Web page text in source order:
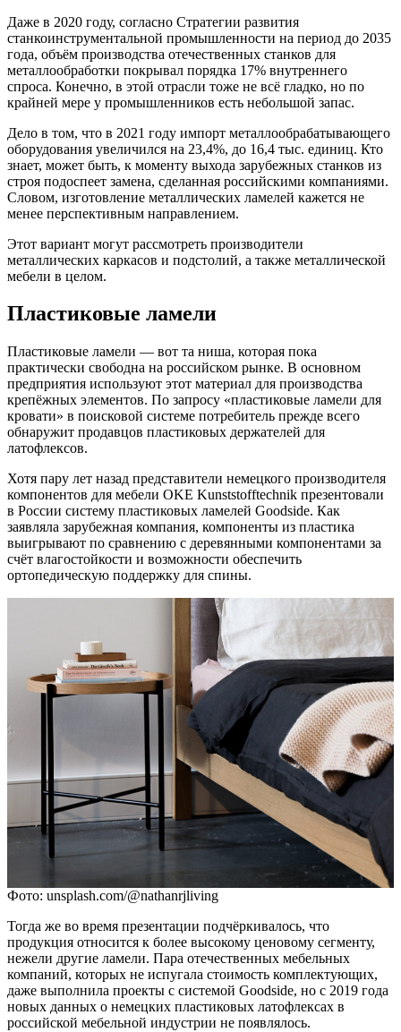
Даже в 2020 году, согласно Стратегии развития
станкоинструментальной промышленности на период до 2035
года, объём производства отечественных станков для
металлообработки покрывал порядка 17% внутреннего
спроса. Конечно, в этой отрасли тоже не всё гладко, но по
крайней мере у промышленников есть небольшой запас.
Дело в том, что в 2021 году импорт металлообрабатывающего
оборудования увеличился на 23,4%, до 16,4 тыс. единиц. Кто
знает, может быть, к моменту выхода зарубежных станков из
строя подоспеет замена, сделанная российскими компаниями.
Словом, изготовление металлических ламелей кажется не
менее перспективным направлением.
Этот вариант могут рассмотреть производители
металлических каркасов и подстолий, а также металлической
мебели в целом.
Пластиковые ламели
Пластиковые ламели — вот та ниша, которая пока
практически свободна на российском рынке. В основном
предприятия используют этот материал для производства
крепёжных элементов. По запросу «пластиковые ламели для
кровати» в поисковой системе потребитель прежде всего
обнаружит продавцов пластиковых держателей для
латофлексов.
Хотя пару лет назад представители немецкого производителя
компонентов для мебели OKE Kunststofftechnik презентовали
в России систему пластиковых ламелей Goodside. Как
заявляла зарубежная компания, компоненты из пластика
выигрывают по сравнению с деревянными компонентами за
счёт влагостойкости и возможности обеспечить
ортопедическую поддержку для спины.
Фото: unsplash.com/@nathanrjliving
Тогда же во время презентации подчёркивалось, что
продукция относится к более высокому ценовому сегменту,
нежели другие ламели. Пара отечественных мебельных
компаний, которых не испугала стоимость комплектующих,
даже выполнила проекты с системой Goodside, но с 2019 года
новых данных о немецких пластиковых латофлексах в
российской мебельной индустрии не появлялось.